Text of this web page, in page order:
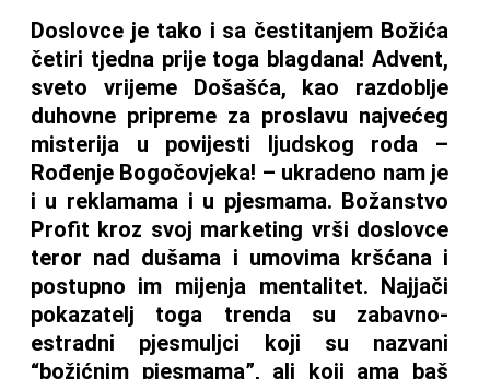
Doslovce je tako i sa čestitanjem Božića
četiri tjedna prije toga blagdana! Advent,
sveto vrijeme Došašća, kao razdoblje
duhovne pripreme za proslavu najvećeg
misterija u povijesti ljudskog roda –
Rođenje Bogočovjeka! – ukradeno nam je
i u reklamama i u pjesmama. Božanstvo
Profit kroz svoj marketing vrši doslovce
teror nad dušama i umovima kršćana i
postupno im mijenja mentalitet. Najjači
pokazatelj toga trenda su zabavno-
estradni pjesmuljci koji su nazvani
“božićnim pjesmama”, ali koji ama baš